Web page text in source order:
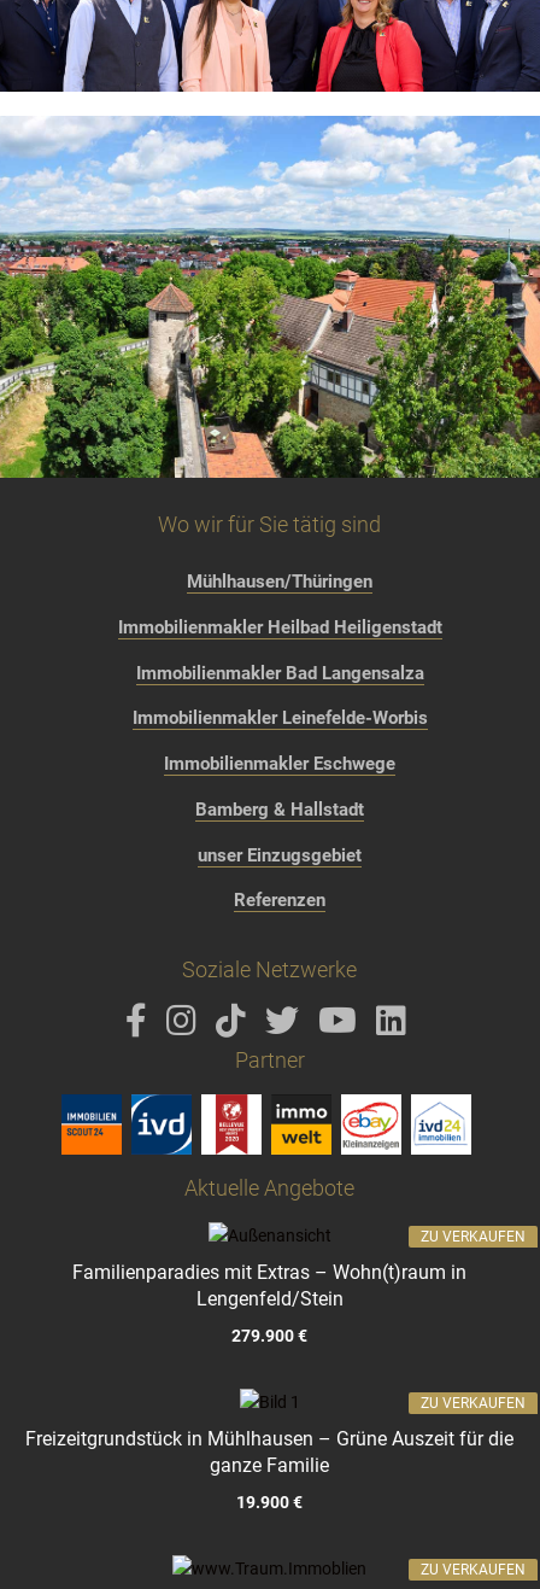
Wo wir für Sie tätig sind
Mühlhausen/Thüringen
Immobilienmakler Heilbad Heiligenstadt
Immobilienmakler Bad Langensalza
Immobilienmakler Leinefelde-Worbis
Immobilienmakler Eschwege
Bamberg & Hallstadt
unser Einzugsgebiet
Referenzen
Soziale Netzwerke
Partner
Aktuelle Angebote
Familienparadies mit Extras – Wohn(t)raum in
Lengenfeld/Stein
279.900 €
ZU VERKAUFEN
Freizeitgrundstück in Mühlhausen – Grüne Auszeit für die
ganze Familie
19.900 €
ZU VERKAUFEN
ZU VERKAUFEN